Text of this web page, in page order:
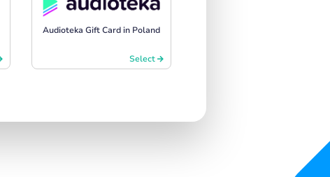
Audioteka Gift Card in Poland
Select